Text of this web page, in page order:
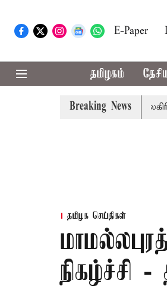
E-Paper
தமிழகம்
Breaking News
கோவை, தேனி,நீலகிரி
தமிழக செய்திகள்
நிகழ்ச்சி